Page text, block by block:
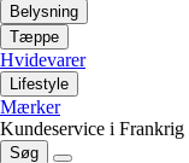
Belysning
Tæppe
Hvidevarer
Lifestyle
Mærker
Kundeservice i Frankrig
Søg